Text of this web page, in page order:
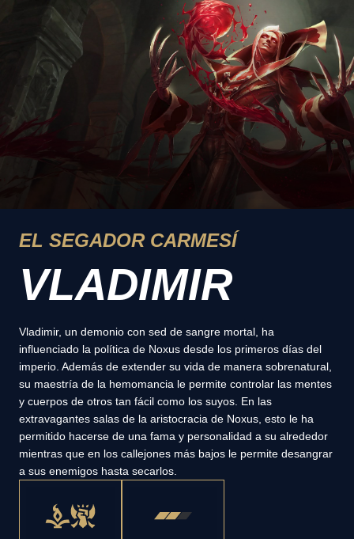
EL SEGADOR CARMESÍ
VLADIMIR
Vladimir, un demonio con sed de sangre mortal, ha
influenciado la política de Noxus desde los primeros días del
imperio. Además de extender su vida de manera sobrenatural,
su maestría de la hemomancia le permite controlar las mentes
y cuerpos de otros tan fácil como los suyos. En las
extravagantes salas de la aristocracia de Noxus, esto le ha
permitido hacerse de una fama y personalidad a su alrededor
mientras que en los callejones más bajos le permite desangrar
a sus enemigos hasta secarlos.